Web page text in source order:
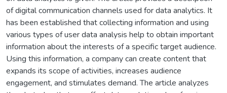
of digital communication channels used for data analytics. It
has been established that collecting information and using
various types of user data analysis help to obtain important
information about the interests of a specific target audience.
Using this information, a company can create content that
expands its scope of activities, increases audience
engagement, and stimulates demand. The article analyzes